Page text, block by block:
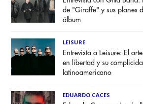
de "Giraffe" y sus planes
álbum
LEISURE
Entrevista a Leisure: El
en libertad y su
latinoamericano
EDUARDO CACES